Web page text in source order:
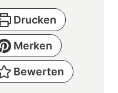
Drucken
Merken
Bewerten